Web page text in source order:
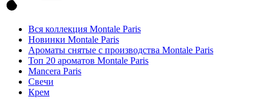
Вся коллекция Montale Paris
Новинки Montale Paris
Ароматы cнятые с производства Montale Paris
Топ 20 ароматов Montale Paris
Mancera Paris
Свечи
Крем